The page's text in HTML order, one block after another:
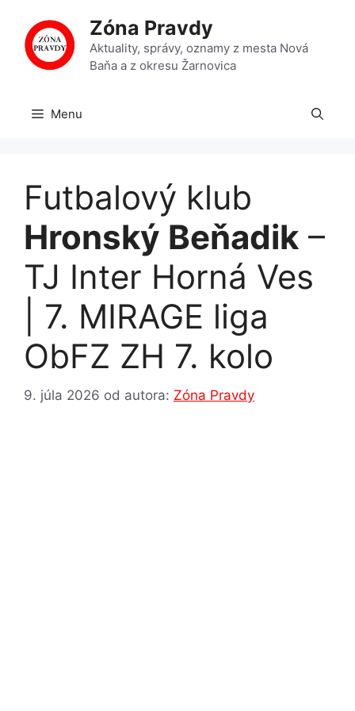
obsah
Zóna Pravdy
Aktuality, správy, oznamy z mesta Nová
Baňa a z okresu Žarnovica
Menu
Futbalový klub
Hronský Beňadik –
TJ Inter Horná Ves
| 7. MIRAGE liga
ObFZ ZH 7. kolo
9. júla 2026 od autora: Zóna Pravdy